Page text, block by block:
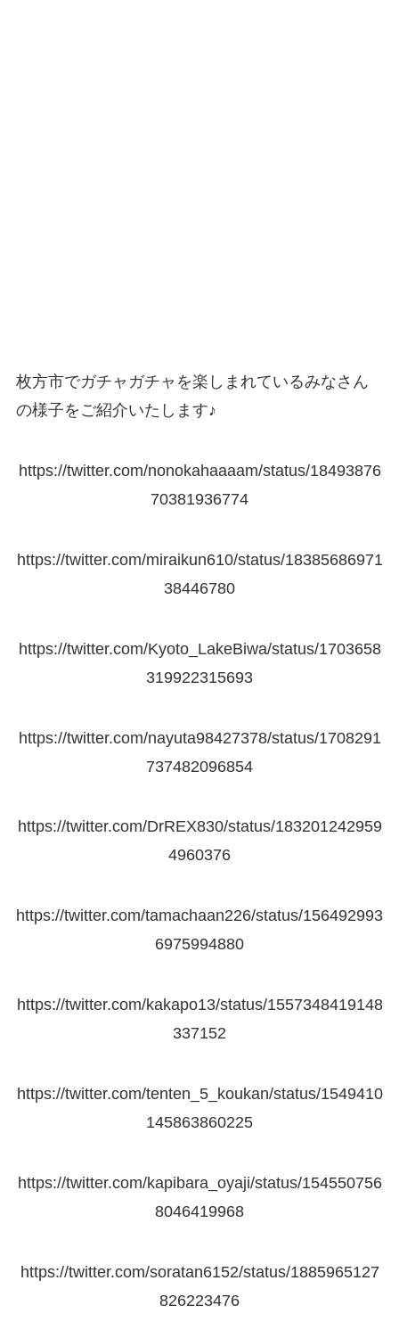
枚方市でガチャガチャを楽しまれているみなさん
の様子をご紹介いたします♪
https://twitter.com/nonokahaaaam/status/18493876
70381936774
https://twitter.com/miraikun610/status/18385686971
38446780
https://twitter.com/Kyoto_LakeBiwa/status/1703658
319922315693
https://twitter.com/nayuta98427378/status/1708291
737482096854
https://twitter.com/DrREX830/status/183201242959
4960376
https://twitter.com/tamachaan226/status/156492993
6975994880
https://twitter.com/kakapo13/status/1557348419148
337152
https://twitter.com/tenten_5_koukan/status/1549410
145863860225
https://twitter.com/kapibara_oyaji/status/154550756
8046419968
https://twitter.com/soratan6152/status/1885965127
826223476